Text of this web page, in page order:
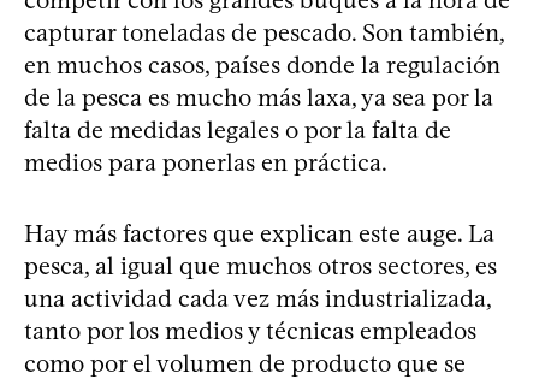
capturar toneladas de pescado. Son también,
en muchos casos, países donde la regulación
de la pesca es mucho más laxa, ya sea por la
falta de medidas legales o por la falta de
medios para ponerlas en práctica.
Hay más factores que explican este auge. La
pesca, al igual que muchos otros sectores, es
una actividad cada vez más industrializada,
tanto por los medios y técnicas empleados
como por el volumen de producto que se